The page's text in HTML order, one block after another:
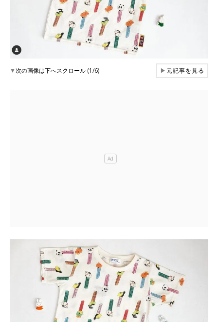
▼次の画像は下へスクロール (1/6) ▶元記事を見る